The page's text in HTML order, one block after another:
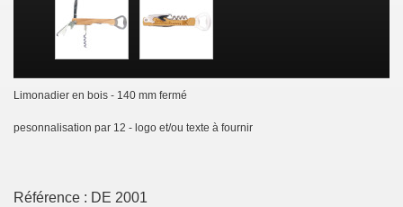
Limonadier en bois - 140 mm fermé
pesonnalisation par 12 - logo et/ou texte à fournir
Référence : DE 2001